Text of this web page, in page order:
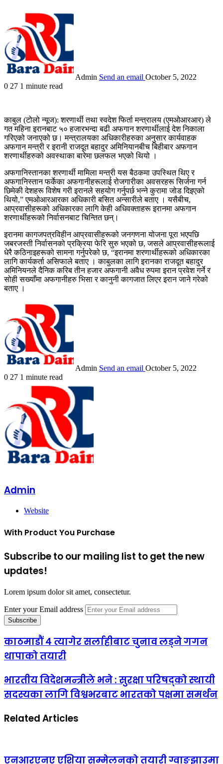
Admin Send an email October 5, 2022
0 27 1 minute read
काबुल (टोलो न्यूज): शरणार्थी तथा स्वदेश फिर्ता मन्त्रालय (एमओआरआर) ले
गत महिना इरानबाट ५० हजारभन्दा बढी अफगान शरणार्थीलाई देश निकाला
गरिएको जनाएको छ। मन्त्रालयका अधिकारीहरुका अनुसार कार्यवाहक
अफगान मन्त्री र इरानी राजदूत बहादुर अमिनियानबीच बिहीबार अफगान
शरणार्थीहरुको अवस्थाका बारेमा छलफल भएको थियो ।
अफगानिस्तानका शरणार्थी मामिला मन्त्री यस बैठकमा उपस्थित थिए र
अफगानिस्तान फर्केका अफगानीहरूलाई रोजगारीका अवसरहरू सिर्जना गर्न
छिमेकी देशहरू विशेष गरी इरानले सहयोग गर्नुपर्छ भन्ने कुरामा जोड दिइएको
थियो,” एमओआरआरका अधिकारी बसित अन्सारीले बताए । यसैबीच,
आप्रवासीहरूको अधिकारका लागि केही अधिवक्ताहरू इरानमा अफगान
शरणार्थीहरूको निर्वासनबाट चिन्तित छन्।
इरानमा कागजपत्रविहीन आप्रवासीहरूको जनगणना योजना पूरा भएपछि
जबरजस्ती निर्वासनको प्रक्रिया फेरि सुरु भएको छ, जसले आप्रवासीहरूलाई
धेरै कठिनाइहरूको सामना गर्नुपरेको छ, “इरानमा शरणार्थीहरूको अधिकारका
लागि कार्यकर्ता असिफाले बताए । काबुलका लागि इरानका राजदूत बहादुर
अमिनियनले दैनिक करिब तीन हजार अफगानी अवैध रुपमा इरान प्रवेश गर्ने र
सोही सख्याँमा अफगानीहरु भिसा र कानुनी कागजात लिएर इरान जाने गरेको
बताए ।
Admin Send an email October 5, 2022
0 27 1 minute read
Admin
Website
With Product You Purchase
Subscribe to our mailing list to get the new
updates!
Lorem ipsum dolor sit amet, consectetur.
Enter your Email address
काठमाडौं ४ त्यागेर सर्लाहीबाट चुनाव लड्ने गगन
थापाको तयारी
भारतीय विदेशमन्त्रीले भने : सुरक्षा परिषद्‌को स्थायी
सदस्यका लागि विश्वभरबाट भारतको पक्षमा समर्थन
Related Articles
एनआरएनए एशिया सम्मेलनको तयारी ग्वाङ्झाउमा